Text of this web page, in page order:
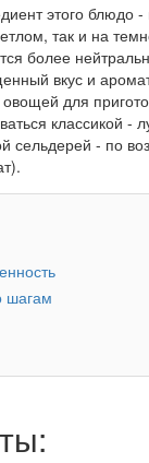
этого блюдо
так и на
более
вкус и
для
классикой -
сельдерей - по
шагам